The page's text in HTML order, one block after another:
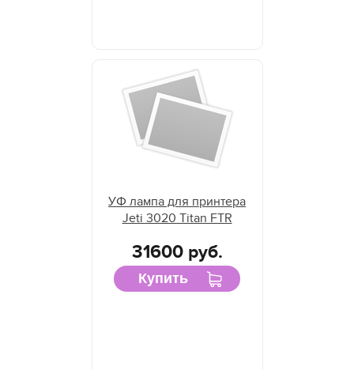
УФ лампа для принтера
Jeti 3020 Titan FTR
31600 руб.
Купить